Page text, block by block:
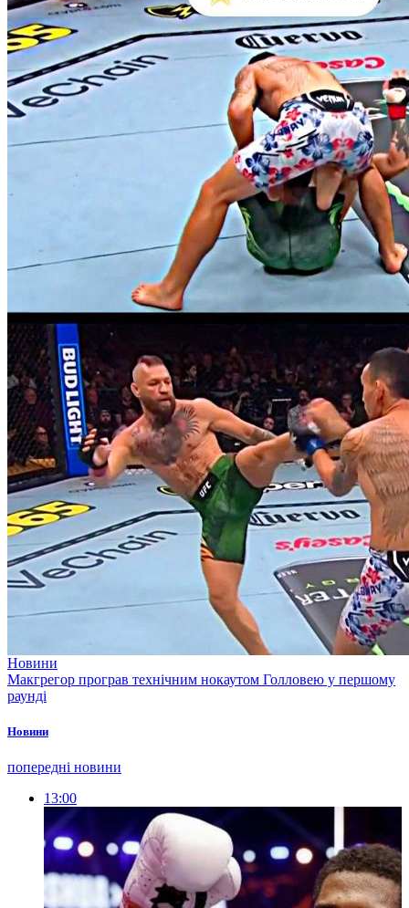
Новини
Макгрегор програв технічним нокаутом Голловею у першому
раунді
Новини
попередні новини
13:00